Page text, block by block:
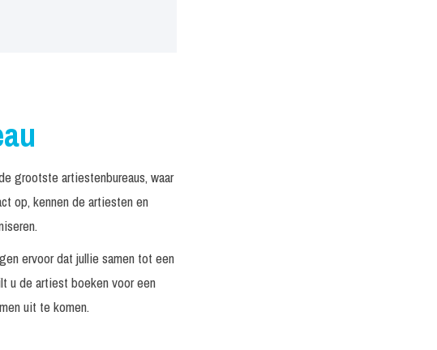
grootste artiestenbureaus, waar
op, kennen de artiesten en
ervoor dat jullie samen tot een
u de artiest boeken voor een
uit te komen.